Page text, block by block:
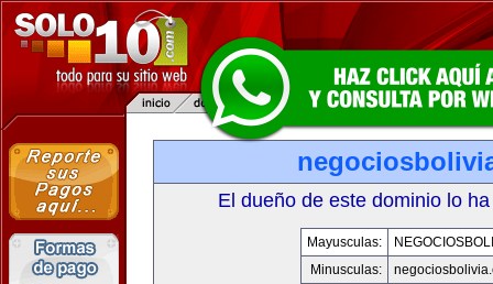
El dueño de este dominio lo
Mayusculas:
Minusculas: